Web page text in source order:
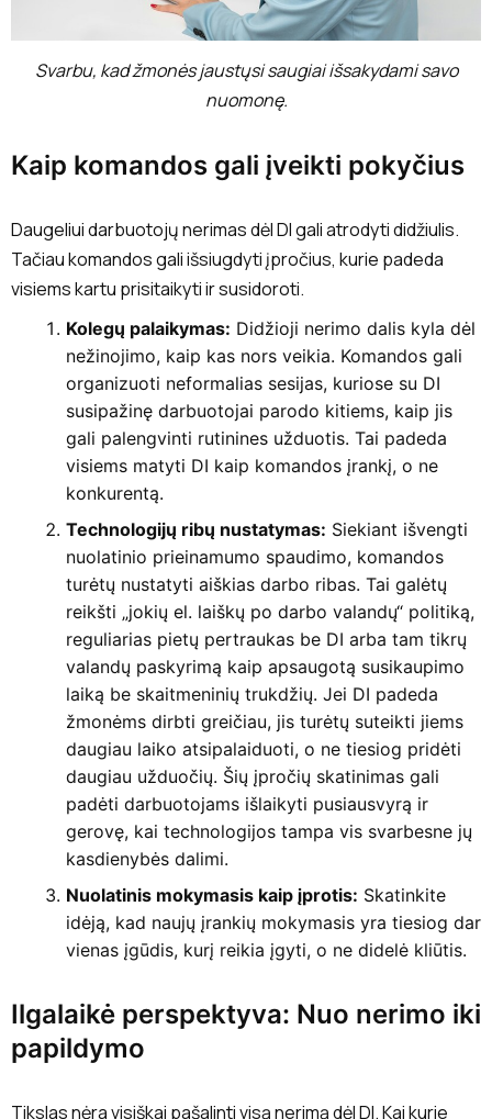
Svarbu, kad žmonės jaustųsi saugiai išsakydami savo
nuomonę.
Kaip komandos gali įveikti pokyčius
Daugeliui darbuotojų nerimas dėl DI gali atrodyti didžiulis.
Tačiau komandos gali išsiugdyti įpročius, kurie padeda
visiems kartu prisitaikyti ir susidoroti.
Kolegų palaikymas: Didžioji nerimo dalis kyla dėl
nežinojimo, kaip kas nors veikia. Komandos gali
organizuoti neformalias sesijas, kuriose su DI
susipažinę darbuotojai parodo kitiems, kaip jis
gali palengvinti rutinines užduotis. Tai padeda
visiems matyti DI kaip komandos įrankį, o ne
konkurentą.
Technologijų ribų nustatymas: Siekiant išvengti
nuolatinio prieinamumo spaudimo, komandos
turėtų nustatyti aiškias darbo ribas. Tai galėtų
reikšti „jokių el. laiškų po darbo valandų“ politiką,
reguliarias pietų pertraukas be DI arba tam tikrų
valandų paskyrimą kaip apsaugotą susikaupimo
laiką be skaitmeninių trukdžių. Jei DI padeda
žmonėms dirbti greičiau, jis turėtų suteikti jiems
daugiau laiko atsipalaiduoti, o ne tiesiog pridėti
daugiau užduočių. Šių įpročių skatinimas gali
padėti darbuotojams išlaikyti pusiausvyrą ir
gerovę, kai technologijos tampa vis svarbesne jų
kasdienybės dalimi.
Nuolatinis mokymasis kaip įprotis: Skatinkite
idėją, kad naujų įrankių mokymasis yra tiesiog dar
vienas įgūdis, kurį reikia įgyti, o ne didelė kliūtis.
Ilgalaikė perspektyva: Nuo nerimo iki
papildymo
Tikslas nėra visiškai pašalinti visą nerimą dėl DI. Kai kurie